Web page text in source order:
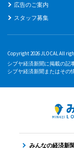
広告のご案内
スタッフ募集
Copyright 2026 JLOCAL All
シブヤ経済新聞に掲載の記
シブヤ経済新聞またはその
みんなの経済新